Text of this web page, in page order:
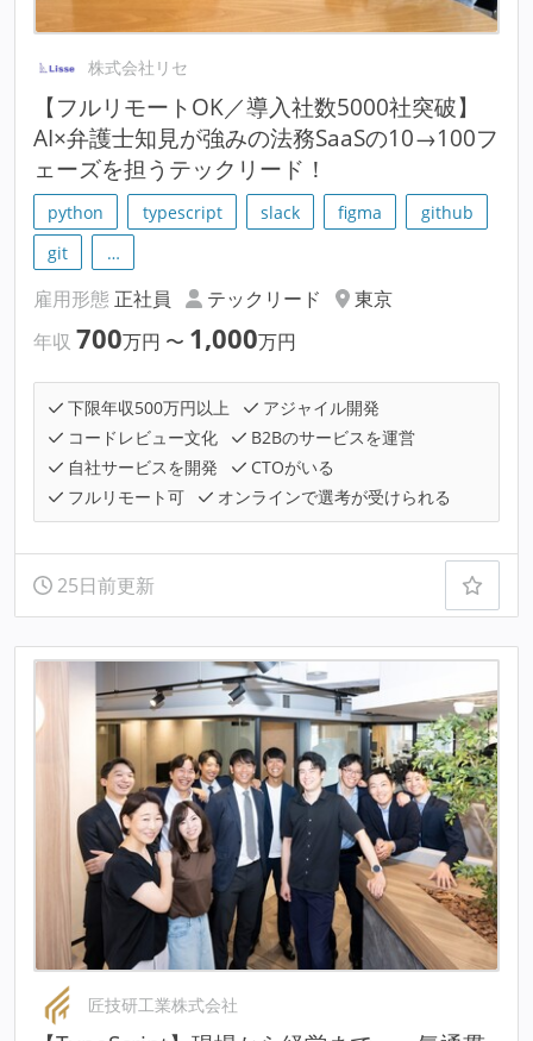
株式会社リセ
【フルリモートOK／導入社数5000社突破】
AI×弁護士知見が強みの法務SaaSの10→100フ
ェーズを担うテックリード！
python typescript slack figma
github
git
…
雇用形態 正社員 テックリード
東京
年収 700万円 〜 1,000万円
下限年収500万円以上
アジャイル開発
コードレビュー文化
B2Bのサービスを運営
自社サービスを開発
CTOがいる
フルリモート可
オンラインで選考が受けられる
25日前更新
匠技研工業株式会社